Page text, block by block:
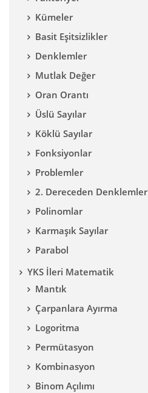
Kümeler
Basit Eşitsizlikler
Denklemler
Mutlak Değer
Oran Orantı
Üslü Sayılar
Köklü Sayılar
Fonksiyonlar
Problemler
2. Dereceden Denklemler
Polinomlar
Karmaşık Sayılar
Parabol
YKS İleri Matematik
Mantık
Çarpanlara Ayırma
Logoritma
Permütasyon
Kombinasyon
Binom Açılımı